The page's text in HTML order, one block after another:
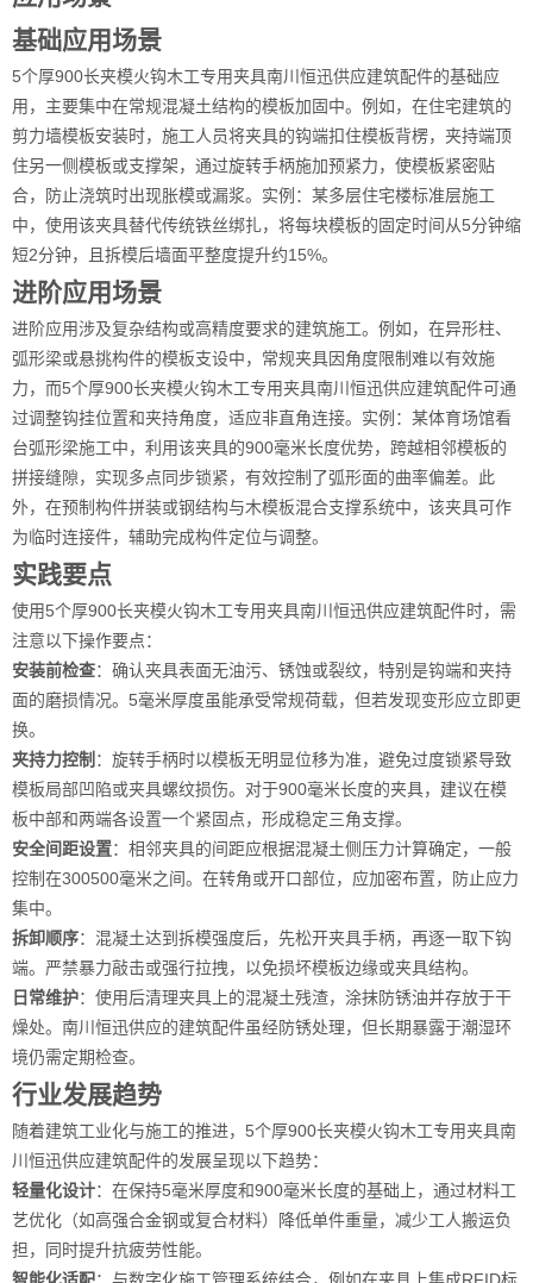
基础应用场景
5个厚900长夹模火钩木工专用夹具南川恒迅供应建筑配件的基础应
用，主要集中在常规混凝土结构的模板加固中。例如，在住宅建筑的
剪力墙模板安装时，施工人员将夹具的钩端扣住模板背楞，夹持端顶
住另一侧模板或支撑架，通过旋转手柄施加预紧力，使模板紧密贴
合，防止浇筑时出现胀模或漏浆。实例：某多层住宅楼标准层施工
中，使用该夹具替代传统铁丝绑扎，将每块模板的固定时间从5分钟缩
短2分钟，且拆模后墙面平整度提升约15%。
进阶应用场景
进阶应用涉及复杂结构或高精度要求的建筑施工。例如，在异形柱、
弧形梁或悬挑构件的模板支设中，常规夹具因角度限制难以有效施
力，而5个厚900长夹模火钩木工专用夹具南川恒迅供应建筑配件可通
过调整钩挂位置和夹持角度，适应非直角连接。实例：某体育场馆看
台弧形梁施工中，利用该夹具的900毫米长度优势，跨越相邻模板的
拼接缝隙，实现多点同步锁紧，有效控制了弧形面的曲率偏差。此
外，在预制构件拼装或钢结构与木模板混合支撑系统中，该夹具可作
为临时连接件，辅助完成构件定位与调整。
实践要点
使用5个厚900长夹模火钩木工专用夹具南川恒迅供应建筑配件时，需
注意以下操作要点：
安装前检查：确认夹具表面无油污、锈蚀或裂纹，特别是钩端和夹持
面的磨损情况。5毫米厚度虽能承受常规荷载，但若发现变形应立即更
换。
夹持力控制 ：旋转手柄时以模板无明显位移为准，避免过度锁紧导致
模板局部凹陷或夹具螺纹损伤。对于900毫米长度的夹具，建议在模
板中部和两端各设置一个紧固点，形成稳定三角支撑。
安全间距设置：相邻夹具的间距应根据混凝土侧压力计算确定，一般
控制在300500毫米之间。在转角或开口部位，应加密布置，防止应力
集中。
拆卸顺序：混凝土达到拆模强度后，先松开夹具手柄，再逐一取下钩
端。严禁暴力敲击或强行拉拽，以免损坏模板边缘或夹具结构。
日常维护：使用后清理夹具上的混凝土残渣，涂抹防锈油并存放于干
燥处。南川恒迅供应的建筑配件虽经防锈处理，但长期暴露于潮湿环
境仍需定期检查。
行业发展趋势
随着建筑工业化与施工的推进，5个厚900长夹模火钩木工专用夹具南
川恒迅供应建筑配件的发展呈现以下趋势：
轻量化设计：在保持5毫米厚度和900毫米长度的基础上，通过材料工
艺优化（如高强合金钢或复合材料）降低单件重量，减少工人搬运负
担，同时提升抗疲劳性能。